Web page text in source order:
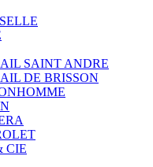
SAINT ANDRE
DE BRISSON
CIE